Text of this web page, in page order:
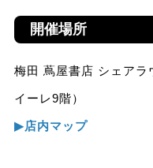
開催場所
梅田 蔦屋書店 シェアラ
イーレ9階）
▶︎店内マップ